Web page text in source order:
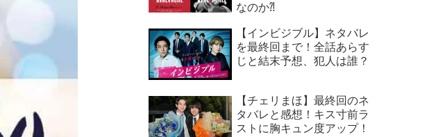
なのか⁈
【インビジブル】ネタバレ
を最終回まで！全話あらす
じと結末予想、犯人は誰？
【チェリまほ】最終回のネ
タバレと感想！キス寸前ラ
ストに胸キュン度アップ！